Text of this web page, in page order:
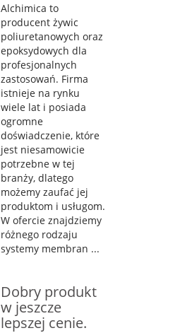
Alchimica to
producent żywic
poliuretanowych oraz
epoksydowych dla
profesjonalnych
zastosowań. Firma
istnieje na rynku
wiele lat i posiada
ogromne
doświadczenie, które
jest niesamowicie
potrzebne w tej
branży, dlatego
możemy zaufać jej
produktom i usługom.
W ofercie znajdziemy
różnego rodzaju
systemy membran ...
Dobry produkt
w jeszcze
lepszej cenie.